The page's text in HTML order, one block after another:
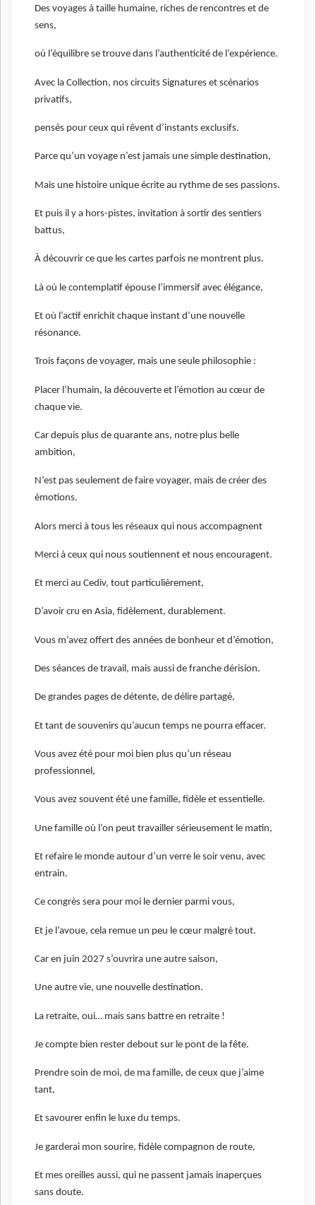
Des voyages à taille humaine, riches de rencontres et de
sens,
où l’équilibre se trouve dans l’authenticité de l’expérience.
Avec la Collection, nos circuits Signatures et scénarios
privatifs,
pensés pour ceux qui rêvent d’instants exclusifs.
Parce qu’un voyage n’est jamais une simple destination,
Mais une histoire unique écrite au rythme de ses passions.
Et puis il y a hors-pistes, invitation à sortir des sentiers
battus,
À découvrir ce que les cartes parfois ne montrent plus.
Là où le contemplatif épouse l’immersif avec élégance,
Et où l’actif enrichit chaque instant d’une nouvelle
résonance.
Trois façons de voyager, mais une seule philosophie :
Placer l’humain, la découverte et l’émotion au cœur de
chaque vie.
Car depuis plus de quarante ans, notre plus belle
ambition,
N’est pas seulement de faire voyager, mais de créer des
émotions.
Alors merci à tous les réseaux qui nous accompagnent
Merci à ceux qui nous soutiennent et nous encouragent.
Et merci au Cediv, tout particulièrement,
D’avoir cru en Asia, fidèlement, durablement.
Vous m’avez offert des années de bonheur et d’émotion,
Des séances de travail, mais aussi de franche dérision.
De grandes pages de détente, de délire partagé,
Et tant de souvenirs qu’aucun temps ne pourra effacer.
Vous avez été pour moi bien plus qu’un réseau
professionnel,
Vous avez souvent été une famille, fidèle et essentielle.
Une famille où l’on peut travailler sérieusement le matin,
Et refaire le monde autour d’un verre le soir venu, avec
entrain.
Ce congrès sera pour moi le dernier parmi vous,
Et je l’avoue, cela remue un peu le cœur malgré tout.
Car en juin 2027 s’ouvrira une autre saison,
Une autre vie, une nouvelle destination.
La retraite, oui… mais sans battre en retraite !
Je compte bien rester debout sur le pont de la fête.
Prendre soin de moi, de ma famille, de ceux que j’aime
tant,
Et savourer enfin le luxe du temps.
Je garderai mon sourire, fidèle compagnon de route,
Et mes oreilles aussi, qui ne passent jamais inaperçues
sans doute.